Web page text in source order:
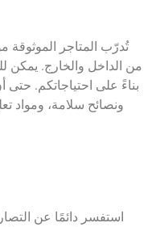
تُدرّب المتاجر الموثوقة
من الداخل والخارج. يمكن
بناءً على احتياجاتكم.
ونصائح سلامة، ومواد
استفسر دائمًا عن